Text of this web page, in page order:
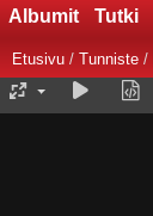
Albumit Tutki
Etusivu / Tunniste /